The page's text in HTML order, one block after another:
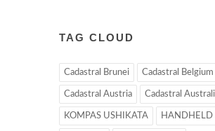
TAG CLOUD
Cadastral Brunei Cadastral Belgium
Cadastral Austria Cadastral
KOMPAS USHIKATA HANDHELD